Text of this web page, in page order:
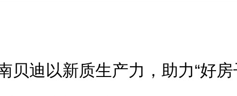
贝迪以新质生产力，助力“好